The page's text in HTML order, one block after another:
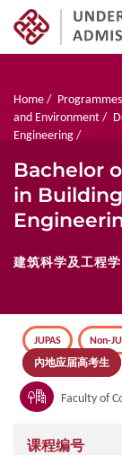
main
content
Home Programmes
and Environment
Engineering
Bachelor
in
建筑科学及工程
JUPAS Non-
內地应届高考生
Faculty of
课程编号